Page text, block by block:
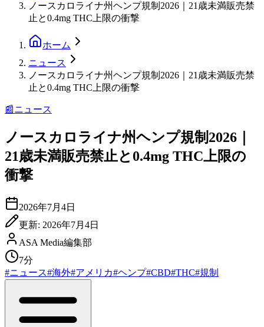
ノースカロライナ州ヘンプ規制2026｜21歳未満販売禁
止と0.4mg THC上限の衝撃
ホーム
ニュース
ノースカロライナ州ヘンプ規制2026｜21歳未満販売禁
止と0.4mg THC上限の衝撃
📰ニュース
ノースカロライナ州ヘンプ規制2026｜
21歳未満販売禁止と0.4mg THC上限の
衝撃
2026年7月4日
更新: 2026年7月4日
ASA Media編集部
7分
#ニュース#海外#アメリカ#ヘンプ#CBD#THC#規制